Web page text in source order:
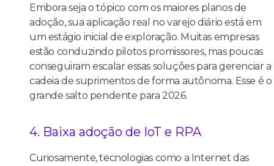
Embora seja o tópico com os maiores planos de
adoção, sua aplicação real no varejo diário está em
um estágio inicial de exploração. Muitas empresas
estão conduzindo pilotos promissores, mas poucas
conseguiram escalar essas soluções para gerenciar a
cadeia de suprimentos de forma autônoma. Esse é o
grande salto pendente para 2026.
4. Baixa adoção de IoT e RPA
Curiosamente, tecnologias como a Internet das